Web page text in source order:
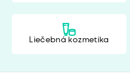
Liečebná kozmetika